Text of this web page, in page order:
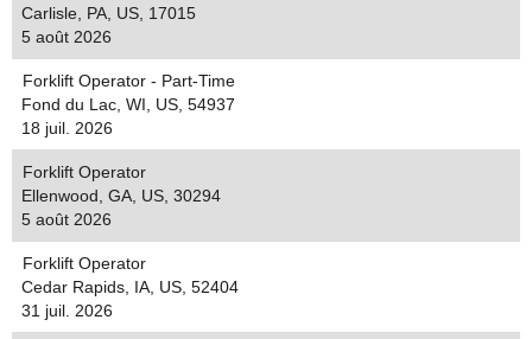
Carlisle, PA, US, 17015
5 août 2026
Forklift Operator - Part-Time
Fond du Lac, WI, US, 54937
18 juil. 2026
Forklift Operator
Ellenwood, GA, US, 30294
5 août 2026
Forklift Operator
Cedar Rapids, IA, US, 52404
31 juil. 2026